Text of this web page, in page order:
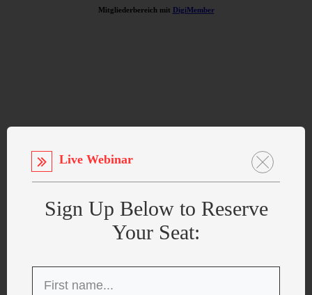
Live Webinar
Sign Up Below to Reserve
Your Seat:
Mitgliederbereich mit DigiMember